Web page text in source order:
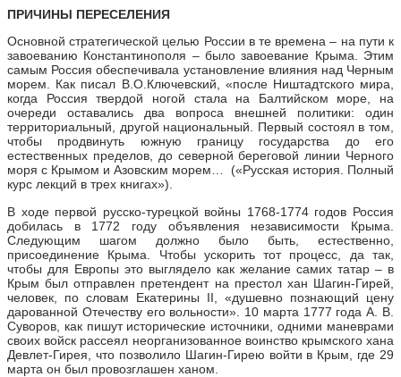
ПРИЧИНЫ ПЕРЕСЕЛЕНИЯ
Основной стратегической целью России в те времена – на пути к
завоеванию Константинополя – было завоевание Крыма. Этим
самым Россия обеспечивала установление влияния над Черным
морем. Как писал В.О.Ключевский, «после Ништадтского мира,
когда Россия твердой ногой стала на Балтийском море, на
очереди оставались два вопроса внешней политики: один
территориальный, другой национальный. Первый состоял в том,
чтобы продвинуть южную границу государства до его
естественных пределов, до северной береговой линии Черного
моря с Крымом и Азовским морем… («Русская история. Полный
курс лекций в трех книгах»).
В ходе первой русско-турецкой войны 1768-1774 годов Россия
добилась в 1772 году объявления независимости Крыма.
Следующим шагом должно было быть, естественно,
присоединение Крыма. Чтобы ускорить тот процесс, да так,
чтобы для Европы это выглядело как желание самих татар – в
Крым был отправлен претендент на престол хан Шагин-Гирей,
человек, по словам Екатерины ІІ, «душевно познающий цену
дарованной Отечеству его вольности». 10 марта 1777 года А. В.
Суворов, как пишут исторические источники, одними маневрами
своих войск рассеял неорганизованное воинство крымского хана
Девлет-Гирея, что позволило Шагин-Гирею войти в Крым, где 29
марта он был провозглашен ханом.